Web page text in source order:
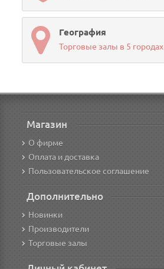
География
Торговые залы в 5 городах
Магазин
О фирме
Оплата и доставка
Пользовательское соглашение
Дополнительно
Новинки
Производители
Торговые залы